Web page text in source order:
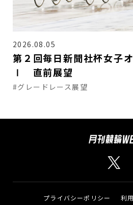
2026.08.05
第２回毎日新聞社杯女子
Ⅰ 直前展望
#グレードレース展望
プライバシーポリシー 利